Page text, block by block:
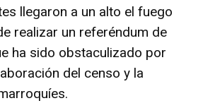
llegaron a un alto el fuego
realizar un referéndum de
ha sido obstaculizado por
del censo y la